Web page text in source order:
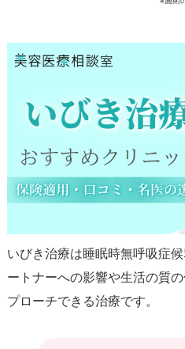
いびき治療は睡眠時無呼吸症
ートナーへの影響や生活の質
プローチできる治療です。